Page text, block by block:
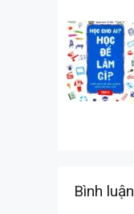
Bình luận